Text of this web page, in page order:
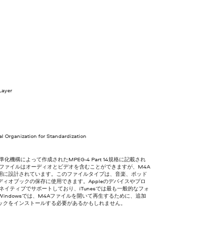
Organization for Standardization
化機構によって作成されたMPEG-4 Part 14規格に記載され
ァイルはオーディオとビデオを含むことができますが、M4A
に設計されています。このファイルタイプは、音楽、ポッド
ィオブックの保存に使用できます。Appleのデバイスやプロ
イティブでサポートしており、iTunesでは最も一般的なフォ
では、M4Aファイルを開いて再生するために、追加
クをインストールする必要があるかもしれません。